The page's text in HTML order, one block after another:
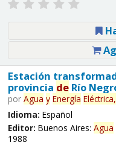
Estación
provincia deRío
por Agua y Energía Eléctrica,
Idioma: Español
Editor: Buenos Aires: Agua
1988